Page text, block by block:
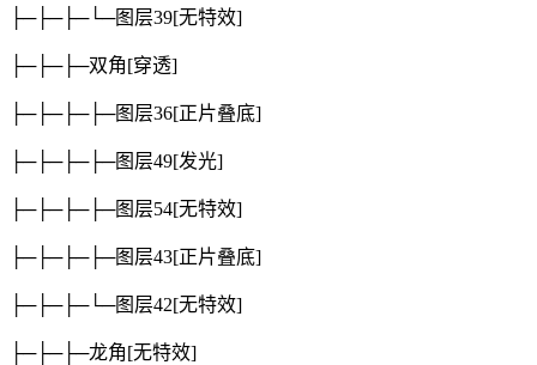
├─├─├─└─图层39[无特效]
├─├─├─双角[穿透]
├─├─├─├─图层36[正片叠底]
├─├─├─├─图层49[发光]
├─├─├─├─图层54[无特效]
├─├─├─├─图层43[正片叠底]
├─├─├─└─图层42[无特效]
├─├─├─龙角[无特效]